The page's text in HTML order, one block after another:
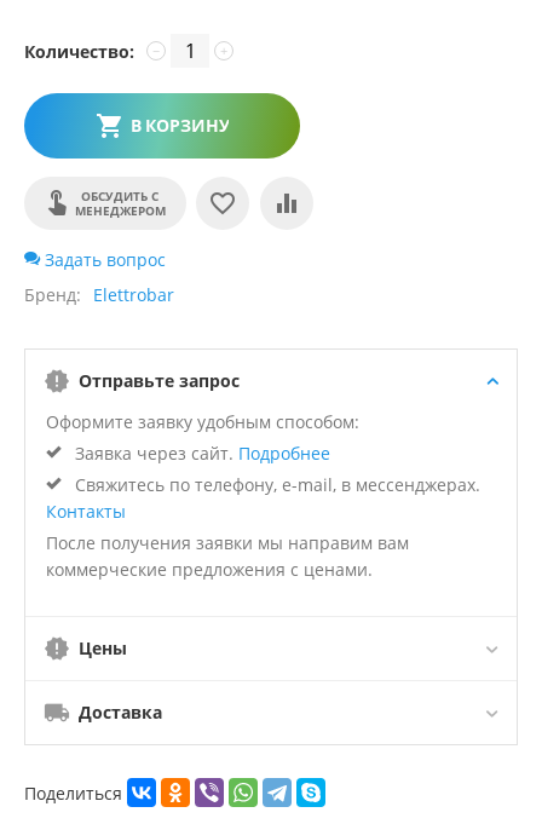
Количество: +
−
В КОРЗИНУ
ОБСУДИТЬ С
МЕНЕДЖЕРОМ
Задать вопрос
Бренд
Elettrobar
Отправьте запрос
Оформите заявку удобным способом:
Заявка через сайт. Подробнее
Свяжитесь по телефону, e-mail, в мессенджерах.
Контакты
После получения заявки мы направим вам
коммерческие предложения с ценами.
Цены
Доставка
Поделиться